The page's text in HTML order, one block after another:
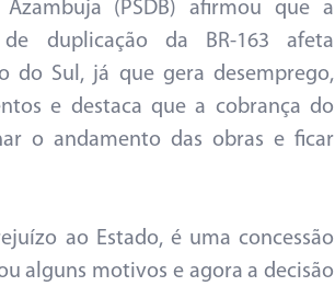
(PSDB) afirmou que a
duplicação da BR-163 afeta
do Sul, já que gera desemprego,
e destaca que a cobrança do
o andamento das obras e ficar
ao Estado, é uma concessão
alguns motivos e agora a decisão